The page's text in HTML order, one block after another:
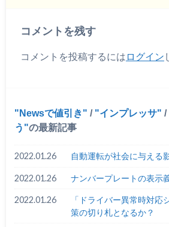
コメントを残す
コメントを投稿するには ログイン
Newsで値引き / インプレッサ /
う
の最新記事
2022.01.26 自動運転が社会に与える
2022.01.26 ナンバープレートの表示
2022.01.26
「ドライバー異常時対応
策の切り札となるか？